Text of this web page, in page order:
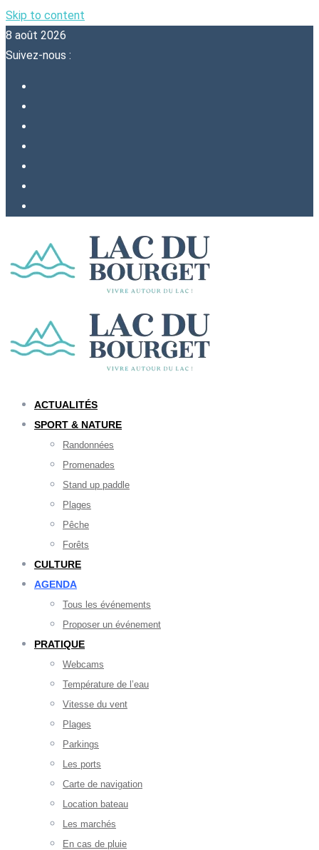
Skip to content
8 août 2026
Suivez-nous :
ACTUALITÉS
SPORT & NATURE
Randonnées
Promenades
Stand up paddle
Plages
Pêche
Forêts
CULTURE
AGENDA
Tous les événements
Proposer un événement
PRATIQUE
Webcams
Température de l’eau
Vitesse du vent
Plages
Parkings
Les ports
Carte de navigation
Location bateau
Les marchés
En cas de pluie